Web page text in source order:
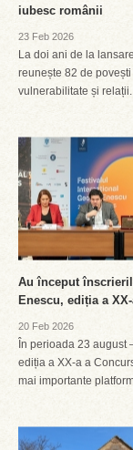
iubesc românii
23 Feb 2026
La doi ani de la
reunește 82 de
vulnerabilitate și
Au început
Enescu, ediția a
20 Feb 2026
În perioada 23 august
ediția a XX-a a
mai importante